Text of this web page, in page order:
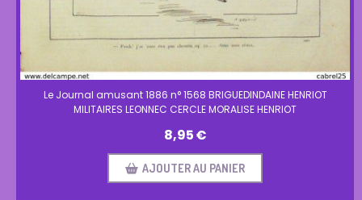
Le Journal amusant 1886 n° 1568 BRIGUEDINDAINE HENRIOT
MILITAIRES LEONNEC CERCLE MORALISE HENRIOT
8,95€
AJOUTER AU PANIER